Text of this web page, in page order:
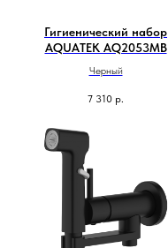
Гигиенический набор
AQUATEK AQ2053MB
Черный
7 310 р.